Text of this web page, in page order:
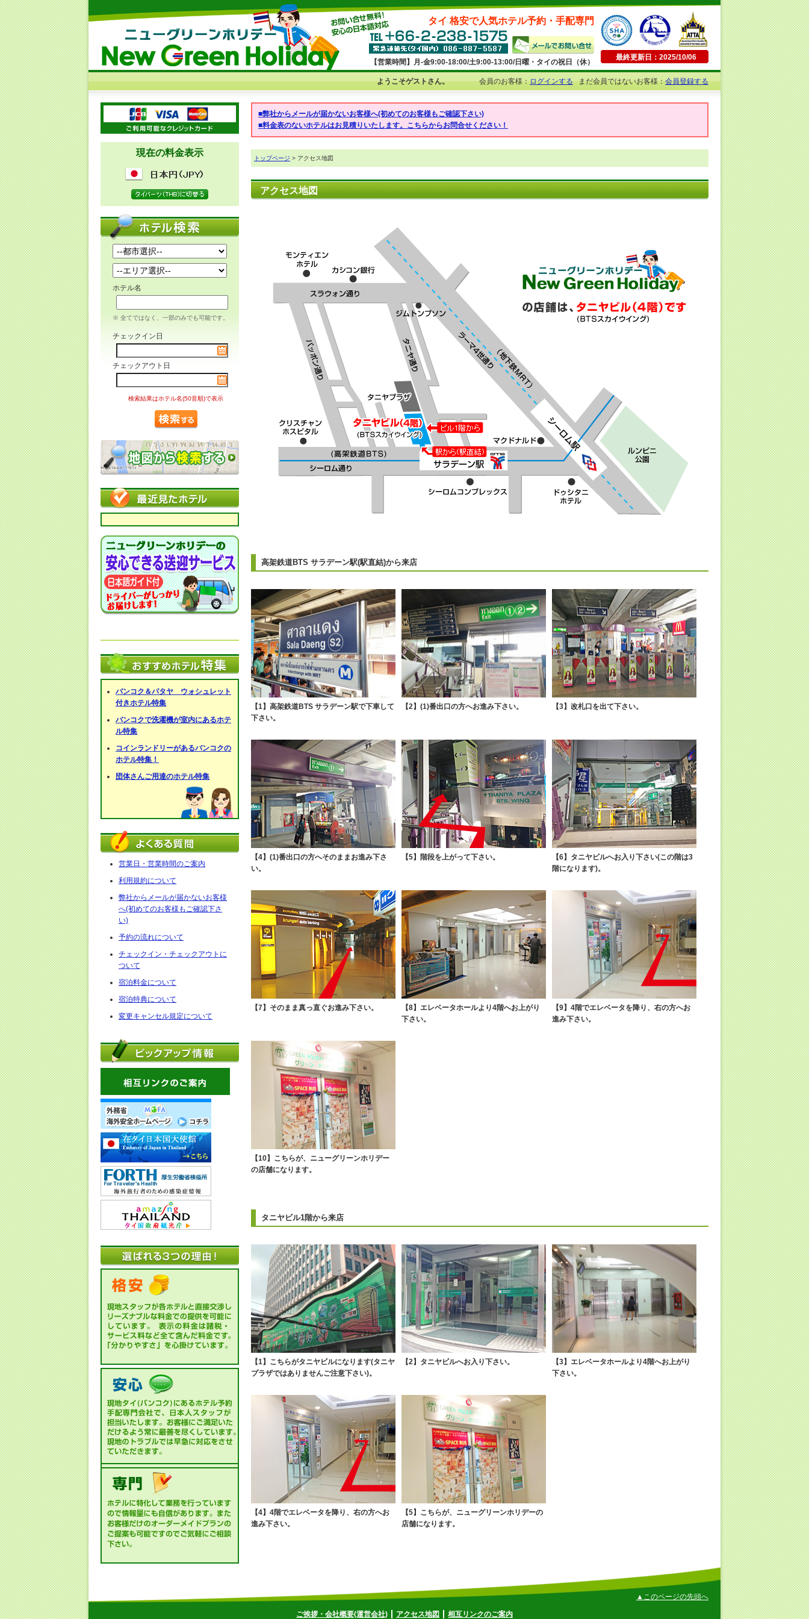
タイ 格安で人気ホテル予約・手配専門
【営業時間】月-金9:00-18:00/土9:00-13:00/日曜・タイの祝日（休）
最終更新日：2025/10/06
ようこそゲストさん。 会員のお客様：ログインするまだ会員ではないお客様：会員登録する
現在の料金表示
ホテル名
※ 全てではなく、一部のみでも可能です。
チェックイン日
チェックアウト日
検索結果はホテル名(50音順)で表示
バンコク＆パタヤ ウォシュレット
付きホテル特集
バンコクで洗濯機が室内にあるホテ
ル特集
コインランドリーがあるバンコクの
ホテル特集！
団体さんご用達のホテル特集
営業日・営業時間のご案内
利用規約について
弊社からメールが届かないお客様
へ(初めてのお客様もご確認下さ
い)
予約の流れについて
チェックイン・チェックアウトに
ついて
宿泊料金について
宿泊特典について
変更キャンセル規定について
■弊社からメールが届かないお客様へ(初めてのお客様もご確認下さい)
■料金表のないホテルはお見積りいたします。こちらからお問合せください！
トップページ > アクセス地図
アクセス地図
高架鉄道BTS サラデーン駅(駅直結)から来店
【1】高架鉄道BTS サラデーン駅で下車して
下さい。
【2】(1)番出口の方へお進み下さい。 【3】改札口を出て下さい。
【4】(1)番出口の方へそのままお進み下さ
い。
【5】階段を上がって下さい。
【6】タニヤビルへお入り下さい(この階は3
階になります)。
【7】そのまま真っ直ぐお進み下さい。
【8】エレベータホールより4階へお上がり
下さい。
【9】4階でエレベータを降り、右の方へお
進み下さい。
【10】こちらが、ニューグリーンホリデー
の店舗になります。
タニヤビル1階から来店
【1】こちらがタニヤビルになります(タニヤ
プラザではありませんご注意下さい)。
【2】タニヤビルへお入り下さい。
【3】エレベータホールより4階へお上がり
下さい。
【4】4階でエレベータを降り、右の方へお
進み下さい。
【5】こちらが、ニューグリーンホリデーの
店舗になります。
▲このページの先頭へ
ご挨拶・会社概要(運営会社) アクセス地図 相互リンクのご案内